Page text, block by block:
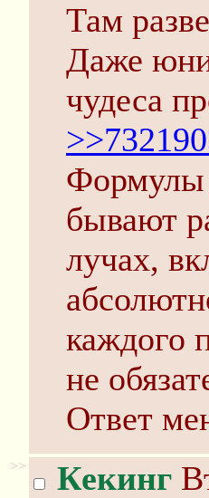
Там
Даже
чудеса
>>732190
Формулы
бывают
лучах,
каждого
не
Ответ
>> Кекинг